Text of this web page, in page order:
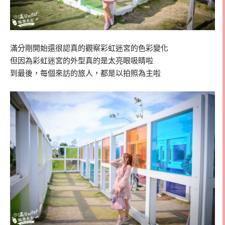
滿分剛開始還很認真的觀察彩虹迷宮的色彩變化
但因為彩虹迷宮的外型真的是太亮眼吸睛啦
到最後，每個來訪的旅人，都是以拍照為主啦